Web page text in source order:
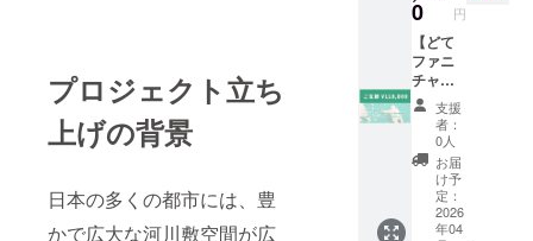
プロジェクト立ち
上げの背景
日本の多くの都市には、豊
かで広大な河川敷空間が広
す。 ・
備考欄
に必ず
掲載す
る名前
をご記
入くだ
さい。
・ロゴ
をご希
望の際
は備考
欄にロ
のどて
ファニ
チャー
を郵送
いたし
ます。
・有効
期限：
2025年
11月か
ら2027
年3月末
まで ・
伝いを
しま
す。
（輸送
費・交
通費は
別途ご
負担い
ただき
ます）
・提供
方法：
0 円
【どて
ファニ
チャー
をイベ
ント等
で設置
+新たな
ファニ
チャー
のデザ
イン】
支援
者：
0人
お届
け予
定：
2026
年04